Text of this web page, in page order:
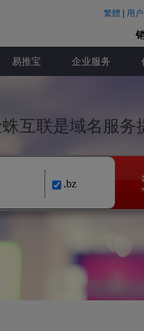
繁體 用
易推宝 企业服务
蛛互联是域名服
.bz